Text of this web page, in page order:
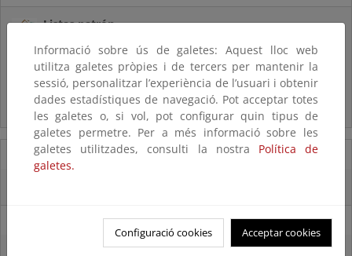
Listas patrón
silvestres presentes en España
Preguntas frecuentes...
Acceso a los recursos genéticos y reparto de beneficios
07/08/2025
Informació sobre ús de galetes: Aquest lloc web
utilitza galetes pròpies i de tercers per mantenir la
sessió, personalitzar l’experiència de l’usuari i obtenir
dades estadístiques de navegació. Pot acceptar totes
les galetes o, si vol, pot configurar quin tipus de
galetes permetre. Per a més informació sobre les
galetes utilitzades, consulti la nostra Política de
galetes.
Configuració cookies Acceptar cookies